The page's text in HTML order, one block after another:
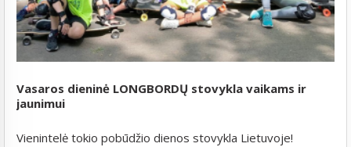
Vasaros dieninė LONGBORDŲ stovykla vaikams ir
jaunimui
Vienintelė tokio pobūdžio dienos stovykla Lietuvoje!